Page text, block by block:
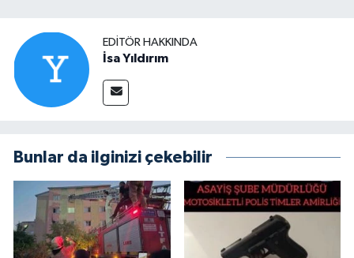
EDITÖR HAKKINDA
İsa Yıldırım
Bunlar da ilginizi çekebilir